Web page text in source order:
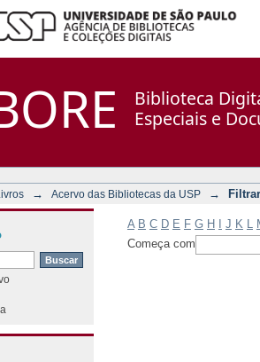
Biblioteca
Especiais e
→ Acervo das Bibliotecas da USP →
A B C D E F G H J K
Começa com